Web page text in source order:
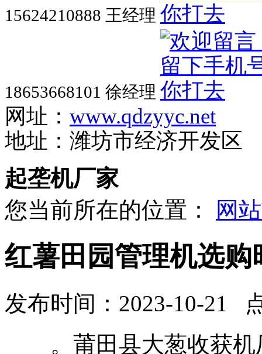
15624210888 王经理
18653668101 徐经理
网址： www.qdzyyc.net
地址：潍坊市经济开发区
起垄机厂家
您当前所在的位置：
网
红薯田园管理机选
发布时间：2023-10-21
。莆田县大葱收获机